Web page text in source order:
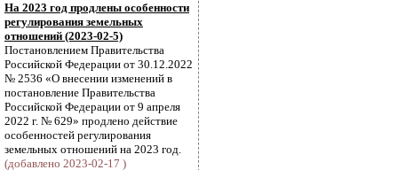
На 2023 год продлены особенности
регулирования земельных
отношений (2023-02-5)
Постановлением Правительства
Российской Федерации от 30.12.2022
№ 2536 «О внесении изменений в
постановление Правительства
Российской Федерации от 9 апреля
2022 г. № 629» продлено действие
особенностей регулирования
земельных отношений на 2023 год.
(добавлено 2023-02-17 )